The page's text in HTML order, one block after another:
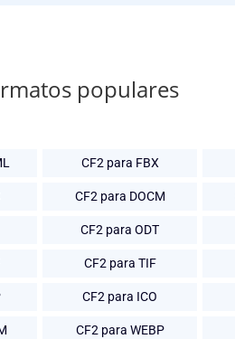
populares
CF2 para FBX
CF2 para DOCM
CF2 para ODT
CF2 para TIF
CF2 para ICO
CF2 para WEBP